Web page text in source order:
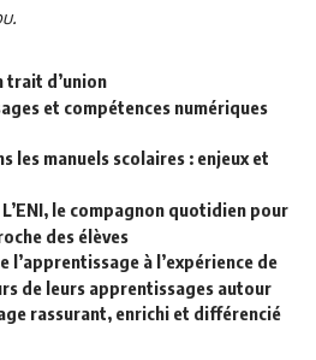
trait d’union
et compétences numériques
les manuels scolaires : enjeux et
le compagnon quotidien pour
des élèves
l’apprentissage à l’expérience de
de leurs apprentissages autour
rassurant, enrichi et différencié